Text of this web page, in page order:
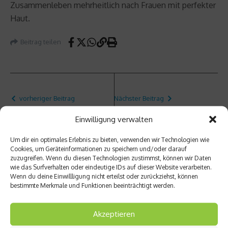
Einwilligung verwalten
Um dir ein optimales Erlebnis zu bieten, verwenden wir Technologien wie
Cookies, um Geräteinformationen zu speichern und/oder darauf
zuzugreifen. Wenn du diesen Technologien zustimmst, können wir Daten
wie das Surfverhalten oder eindeutige IDs auf dieser Website verarbeiten.
Wenn du deine Einwillligung nicht erteilst oder zurückziehst, können
bestimmte Merkmale und Funktionen beeinträchtigt werden.
Akzeptieren
Zusammenleben mehrheitlich nach Frauen mit perfekter
Haut.
Beitrag teilen
vorheriger Beitrag
ungsas
Krankh
eit
oder
faule
Ausred
Nächster Beitrag
riesige
Spielpl
atz –
Boulde
rn in
Fontai
u